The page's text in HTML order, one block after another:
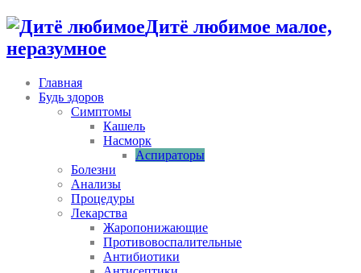
Дитё любимое малое,
неразумное
Главная
Будь здоров
Симптомы
Кашель
Насморк
Аспираторы
Болезни
Анализы
Процедуры
Лекарства
Жаропонижающие
Противовоспалительные
Антибиотики